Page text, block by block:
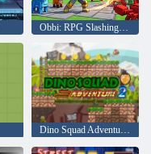
Obbi: RPG Slashing Blade Loot
Dino Squad Adventure 2